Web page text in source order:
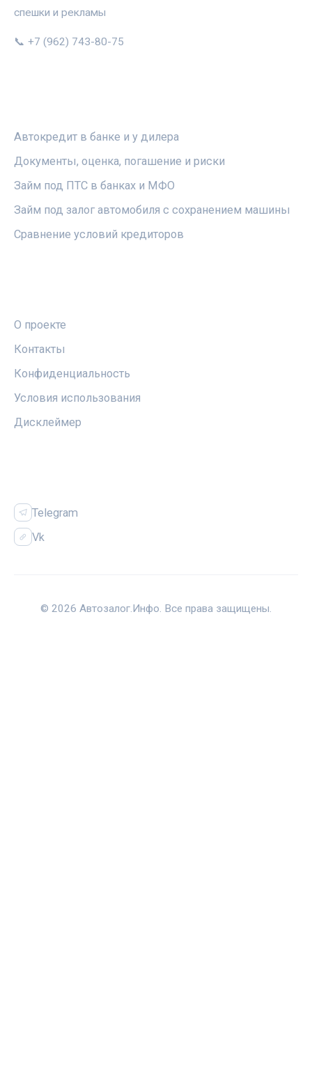
спешки и рекламы
📞 +7 (962) 743-80-75
Автокредит в банке и у дилера
Документы, оценка, погашение и риски
Займ под ПТС в банках и МФО
Займ под залог автомобиля с сохранением машины
Сравнение условий кредиторов
О проекте
Контакты
Конфиденциальность
Условия использования
Дисклеймер
Telegram
Vk
© 2026 Автозалог.Инфо. Все права защищены.